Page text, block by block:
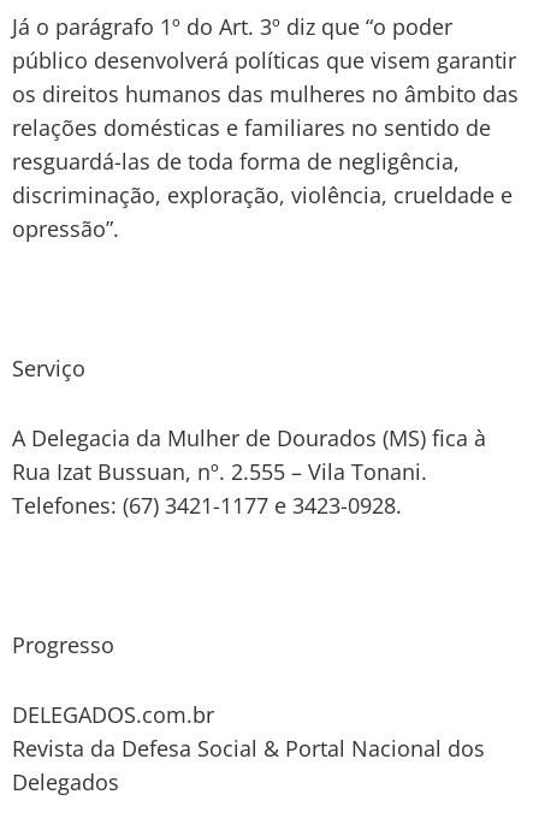
Já o parágrafo 1º do Art. 3º diz que “o poder
público desenvolverá políticas que visem garantir
os direitos humanos das mulheres no âmbito das
relações domésticas e familiares no sentido de
resguardá-las de toda forma de negligência,
discriminação, exploração, violência, crueldade e
opressão”.
Serviço
A Delegacia da Mulher de Dourados (MS) fica à
Rua Izat Bussuan, nº. 2.555 – Vila Tonani.
Telefones: (67) 3421-1177 e 3423-0928.
Progresso
DELEGADOS.com.br
Revista da Defesa Social & Portal Nacional dos
Delegados